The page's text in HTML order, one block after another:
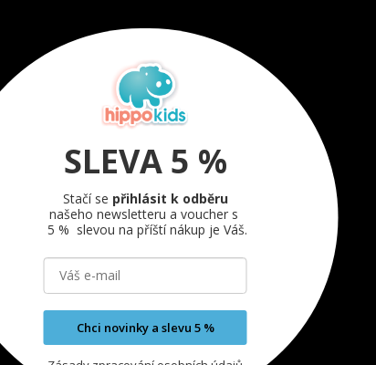
SLEVA 5 %
Stačí se přihlásit k odběru
našeho newsletteru a voucher s
5 % slevou na příští nákup je Váš.
Chci novinky a slevu 5 %